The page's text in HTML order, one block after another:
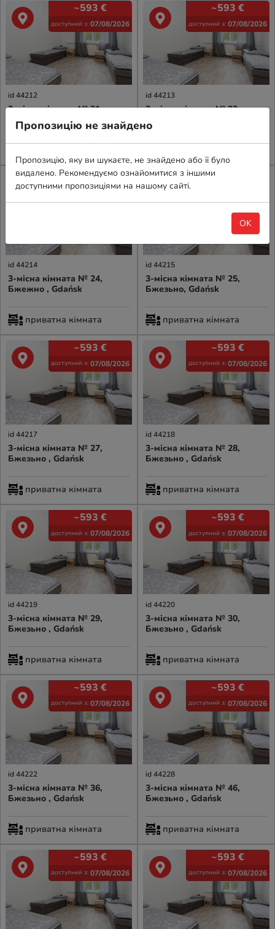
~593 €
доступний з: 07/08/2026
id 44212
3-місна кімната № 21,
Бжезьно , Gdańsk
~593 €
доступний з: 07/08/2026
id 44213
3-місна кімната № 23,
~593€
id 44214
3-місна кімната № 24,
Бжежно , Gdańsk
приватна кімната
~593
id 44215
3-місна кімната № 25,
Бжезьно, Gdańsk
приватна кімната
~593 €
доступний з: 07/08/2026
id 44217
3-місна кімната № 27,
Бжезьно , Gdańsk
приватна кімната
~593 €
доступний з: 07/08/2026
id 44218
3-місна кімната № 28,
Бжезьно , Gdańsk
приватна кімната
~593 €
доступний з: 07/08/2026
id 44219
3-місна кімната № 29,
Бжезьно , Gdańsk
приватна кімната
~593 €
доступний з: 07/08/2026
id 44220
3-місна кімната № 30,
Бжезьно , Gdańsk
приватна кімната
~593 €
доступний з: 07/08/2026
id 44222
3-місна кімната № 36,
Бжезьно , Gdańsk
приватна кімната
~593 €
доступний з: 07/08/2026
id 44228
3-місна кімната № 46,
Бжезьно , Gdańsk
приватна кімната
~593 €
доступний з: 07/08/2026
~593 €
доступний з: 07/08/2026
Пропозицію не знайдено
Пропозицію, яку ви шукаєте, не знайдено або її було
видалено. Рекомендуємо ознайомитися з іншими
доступними пропозиціями на нашому сайті.
OK